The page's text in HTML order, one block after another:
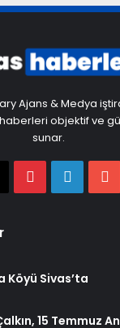
Ajans & Medya
objektif ve
sunar.
PinterestLinkedIn
Köyü Sivas’ta
15 Temmuz